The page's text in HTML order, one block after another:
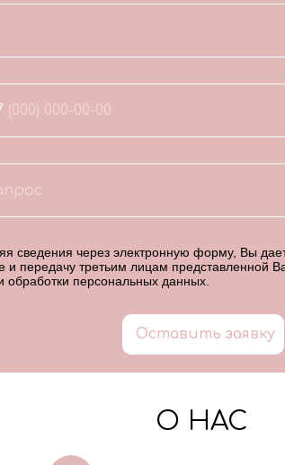
сведения через электронную форму, Вы
и передачу третьим лицам представленной
обработки персональных данных.
Оставить заявку
О НАС